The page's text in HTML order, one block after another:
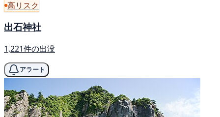
高リスク
出石神社
1,221件の出没
アラート